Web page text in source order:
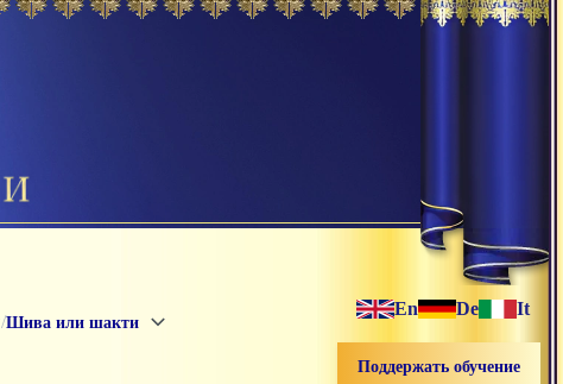
/Шива или шакти
En De It
Поддержать обучение